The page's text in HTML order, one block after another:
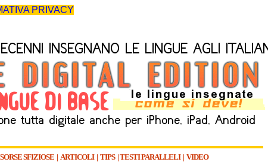
PRIVACY
SFIZIOSE | ARTICOLI| TIPS|TESTI PARALLELI| VIDEO